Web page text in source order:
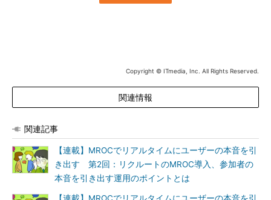
Copyright © ITmedia, Inc. All Rights Reserved.
関連情報
関連記事
【連載】MROCでリアルタイムにユーザーの本音を引
き出す 第2回：リクルートのMROC導入、参加者の
本音を引き出す運用のポイントとは